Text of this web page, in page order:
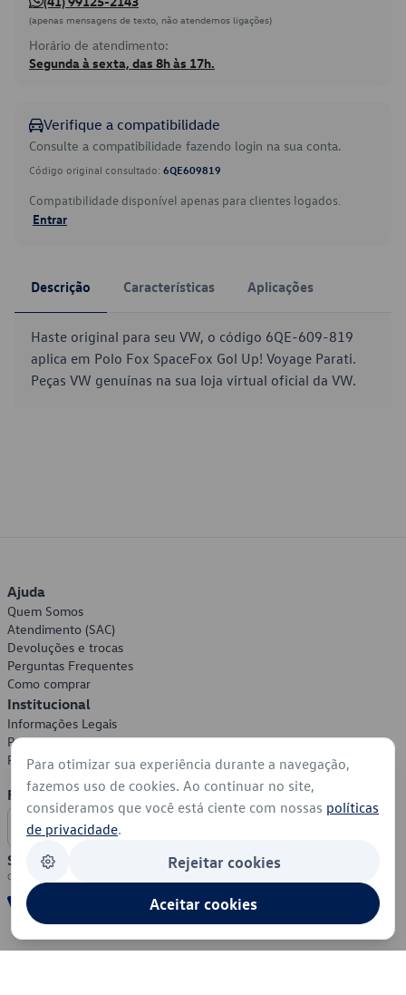
(apenas mensagens de texto, não atendemos ligações)
Horário de atendimento:
Segunda à sexta, das 8h às 17h.
Verifique a compatibilidade
Consulte a compatibilidade fazendo login na sua conta.
Código original consultado: 6QE609819
Compatibilidade disponível apenas para clientes logados.
Entrar
Descrição Características Aplicações
Haste original para seu VW, o código 6QE-609-819
aplica em Polo Fox SpaceFox Gol Up! Voyage Parati.
Peças VW genuínas na sua loja virtual oficial da VW.
Ajuda
Quem Somos
Atendimento (SAC)
Devoluções e trocas
Perguntas Frequentes
Como comprar
Institucional
Informações Legais
Política de Privacidade
Política de Cookies
Formas de Pagamento
Segurança
Para otimizar sua experiência durante a navegação,
fazemos uso de cookies. Ao continuar no site,
consideramos que você está ciente com nossas políticas
de privacidade.
Rejeitar cookies
Aceitar cookies